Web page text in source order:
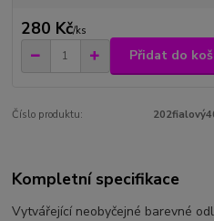
280 Kč/ks
Přidat do
Číslo produktu:
Kompletní specifikace
Vytvářející neobyčejné barevné